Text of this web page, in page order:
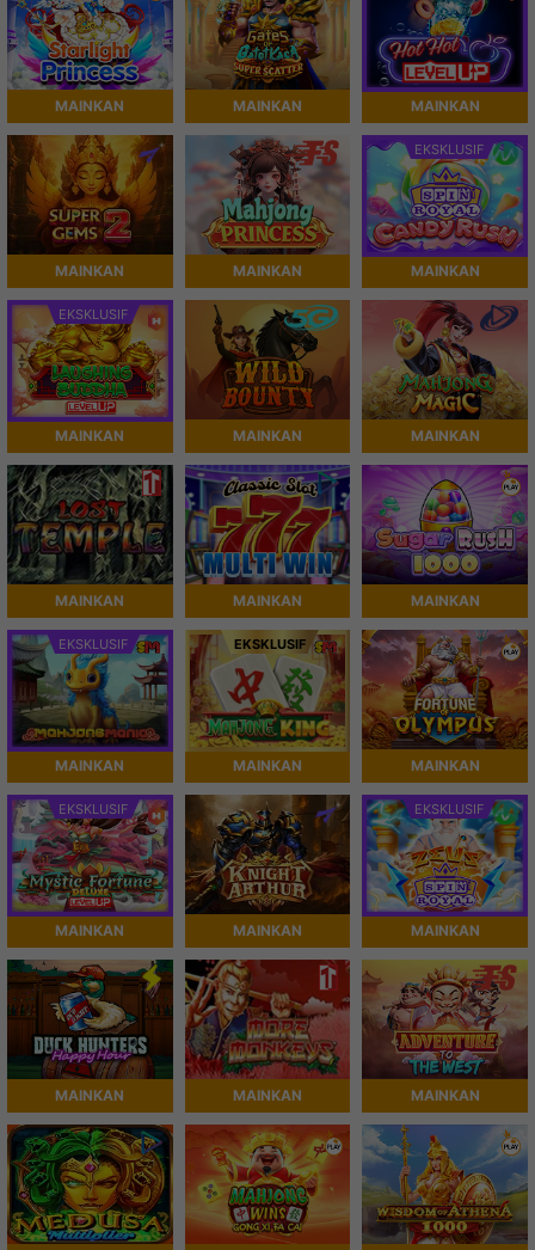
MAINKAN MAINKAN MAINKAN
MAINKAN MAINKAN
EKSKLUSIF
MAINKAN
EKSKLUSIF
MAINKAN MAINKAN MAINKAN
MAINKAN MAINKAN MAINKAN
EKSKLUSIF
MAINKAN
EKSKLUSIF
MAINKAN MAINKAN
EKSKLUSIF
MAINKAN MAINKAN
EKSKLUSIF
MAINKAN
MAINKAN MAINKAN MAINKAN